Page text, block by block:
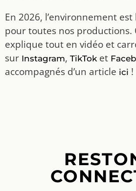
En 2026, l’environnement
pour toutes nos productions.
explique tout en vidéo et
sur Instagram, TikToket
accompagnés d’un article ici !